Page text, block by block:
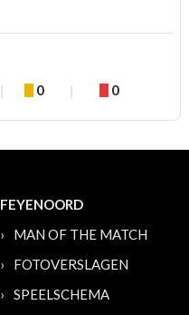
0 0
FEYENOORD
MAN OF THE MATCH
FOTOVERSLAGEN
SPEELSCHEMA